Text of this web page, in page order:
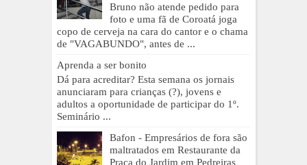
Bruno não atende pedido para
foto e uma fã de Coroatá joga
copo de cerveja na cara do cantor e o chama
de "VAGABUNDO", antes de ...
Aprenda a ser bonito
Dá para acreditar? Esta semana os jornais
anunciaram para crianças (?), jovens e
adultos a oportunidade de participar do 1º.
Seminário ...
Bafon - Empresários de fora são
maltratados em Restaurante da
Praça do Jardim em Pedreiras